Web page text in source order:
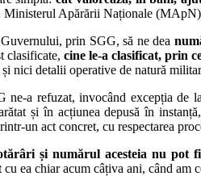
Apărării Naționale (MApN)
prin SGG, să ne dea
clasificate,cine le-a clasificat, prin
nici detalii operative de natură
ne-a refuzat, invocând excepția
și în acțiunea depusă în
un act concret, cu respectarea
și numărul acesteia nu pot
ea chiar acum câțiva ani, când